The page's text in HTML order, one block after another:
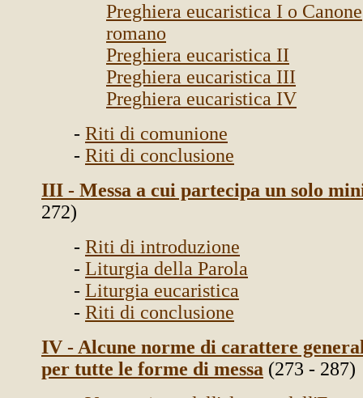
Preghiera eucaristica I o Canone
romano
Preghiera eucaristica II
Preghiera eucaristica III
Preghiera eucaristica IV
- Riti di comunione
- Riti di conclusione
III - Messa a cui partecipa un solo
272)
- Riti di introduzione
- Liturgia della Parola
- Liturgia eucaristica
- Riti di conclusione
IV - Alcune norme di carattere
per tutte le forme di messa (273 - 287)